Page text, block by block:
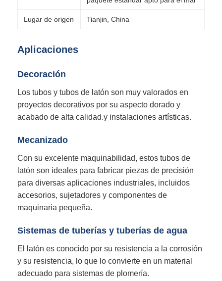
Lugar de origen Tianjin, China
Aplicaciones
Decoración
Los tubos y tubos de latón son muy valorados en
proyectos decorativos por su aspecto dorado y
acabado de alta calidad.y instalaciones artísticas.
Mecanizado
Con su excelente maquinabilidad, estos tubos de
latón son ideales para fabricar piezas de precisión
para diversas aplicaciones industriales, incluidos
accesorios, sujetadores y componentes de
maquinaria pequeña.
Sistemas de tuberías y tuberías de agua
El latón es conocido por su resistencia a la corrosión
y su resistencia, lo que lo convierte en un material
adecuado para sistemas de plomería.